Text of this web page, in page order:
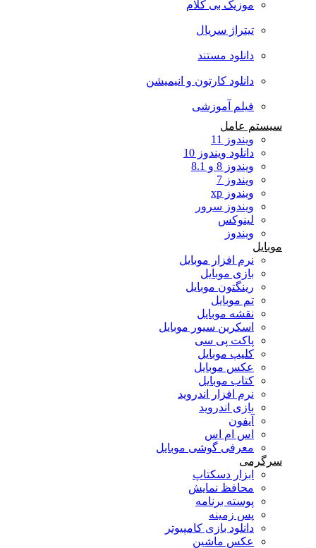
موزیک بی کلام
تیتراژ سریال
دانلود مستند
دانلود کارتون و انیمیشن
فیلم آموزشی
سیستم عامل
ویندوز 11
دانلود ویندوز 10
ویندوز 8 و 8.1
ویندوز 7
ویندوز xp
ویندوز سرور
لینوکس
ویندوز
موبایل
نرم افزار موبایل
بازی موبایل
رینگتون موبایل
تم موبایل
نقشه موبایل
اسکرین سیور موبایل
پاکت پی سی
کلیپ موبایل
عکس موبایل
کتاب موبایل
نرم افزار اندروید
بازی اندروید
آیفون
اس ام اس
معرفی گوشی موبایل
سرگرمی
ابزار دسکتاپ
محافظ نمایش
پوسته برنامه
پس زمینه
دانلود بازی کامپیوتر
عکس ماشین